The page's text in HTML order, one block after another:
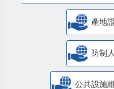
產地
防制
公共設施